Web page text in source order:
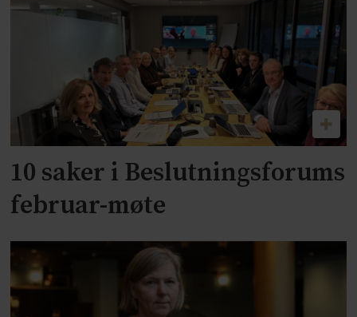
10 saker i Beslutningsforums
februar-møte